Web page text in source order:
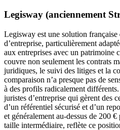
Legisway (anciennement
Legisway est une solution
d’entreprise, particulièrement
aux entreprises avec un patrimoine
couvre non seulement les contrats
juridiques, le suivi des litiges et la
comparaison n’a presque pas de
à des profils radicalement
juristes d’entreprise qui gèrent des
d’un référentiel sécurisé et d’un
et généralement au-dessus de 200
taille intermédiaire, reflète ce